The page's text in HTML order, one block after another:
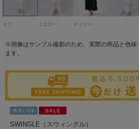
オフ イエロー ネイビー
※画像はサンプル撮影のため、実際の商品と色
ます。
SWINGLE（スウィングル）